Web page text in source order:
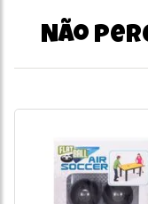
Não